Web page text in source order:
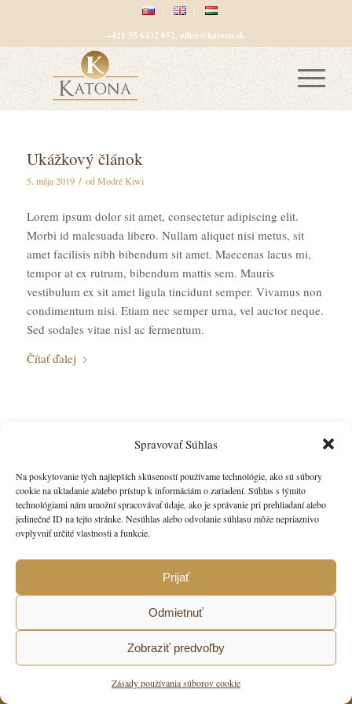
Spravovať Súhlas
Na poskytovanie tých najlepších skúseností používame technológie, ako sú súbory
cookie na ukladanie a/alebo prístup k informáciám o zariadení. Súhlas s týmito
technológiami nám umožní spracovávať údaje, ako je správanie pri prehliadaní alebo
jedinečné ID na tejto stránke. Nesúhlas alebo odvolanie súhlasu môže nepriaznivo
ovplyvniť určité vlastnosti a funkcie.
Prijať
Odmietnuť
Zobraziť predvoľby
Zásady používania súborov cookie
+421 35 6432 052, office@katona.sk
Ukážkový článok
5. mája 2019 / odModré Kiwi
Lorem ipsum dolor sit amet, consectetur adipiscing elit.
Morbi id malesuada libero. Nullam aliquet nisi metus, sit
amet facilisis nibh bibendum sit amet. Maecenas lacus mi,
tempor at ex rutrum, bibendum mattis sem. Mauris
vestibulum ex sit amet ligula tincidunt semper. Vivamus non
condimentum nisi. Etiam nec semper urna, vel auctor neque.
Sed sodales vitae nisl ac fermentum.
Čítať ďalej
Vitajte vo WordPress. Toto je váš prvý článok. Môžete ho
upraviť alebo vymazať a potom už len začať písať!